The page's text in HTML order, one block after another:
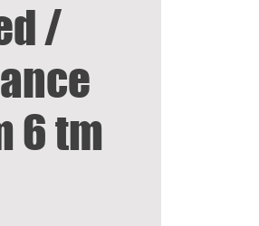
/
6 tm